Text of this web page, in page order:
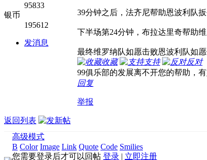
95833
银币
195612
发消息
39分钟之后，法齐尼帮助恩波利队扳
下半场第24分钟，布拉达里奇帮助
最终维罗纳队如愿击败恩波利队如
收藏
支持
反对
99俱乐部的发展离不开您的帮助，
回复
举报
返回列表
高级模式
B Color Image Link Quote Code Smilies
您需要登录后才可以回帖 登录 | 立即注册